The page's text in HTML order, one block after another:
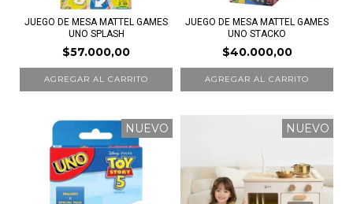
JUEGO DE MESA MATTEL GAMES
UNO SPLASH
$57.000,00
JUEGO DE MESA MATTEL GAMES
UNO STACKO
$40.000,00
NUEVO NUEVO